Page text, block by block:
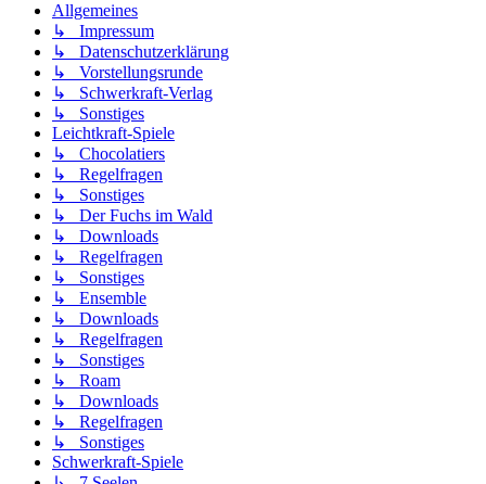
Allgemeines
↳ Impressum
↳ Datenschutzerklärung
↳ Vorstellungsrunde
↳ Schwerkraft-Verlag
↳ Sonstiges
Leichtkraft-Spiele
↳ Chocolatiers
↳ Regelfragen
↳ Sonstiges
↳ Der Fuchs im Wald
↳ Downloads
↳ Regelfragen
↳ Sonstiges
↳ Ensemble
↳ Downloads
↳ Regelfragen
↳ Sonstiges
↳ Roam
↳ Downloads
↳ Regelfragen
↳ Sonstiges
Schwerkraft-Spiele